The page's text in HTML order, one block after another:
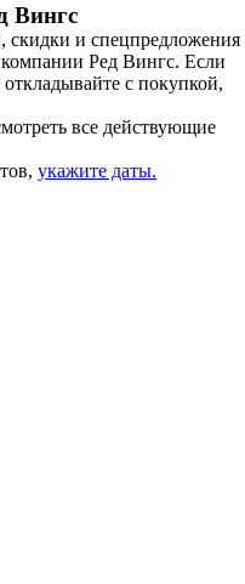
Вингс
и спецпредложения
Ред Вингс. Если
с покупкой,
все действующие
укажите даты.